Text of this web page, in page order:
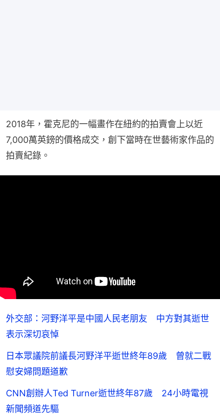
2018年，霍克尼的一幅畫作在紐約的拍賣會上以近
7,000萬英鎊的價格成交，創下當時在世藝術家作品的
拍賣紀錄。
外交部：河野洋平是中國人民老朋友 中方對其逝世
表示深切哀悼
日本眾議院前議長河野洋平逝世終年89歲 曾就二戰
慰安婦問題道歉
CNN創辦人Ted Turner逝世終年87歲 24小時電視
新聞頻道先驅